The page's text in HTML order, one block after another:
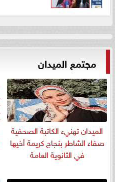
مجتمع الميدان
الميدان تهنيء الكاتبة الصحفية
صفاء الشاطر بنجاج كريمة أخيها
في الثانوية العامة